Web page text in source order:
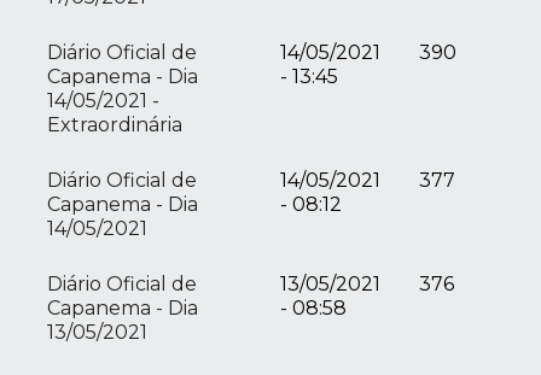
Diário Oficial de
Capanema - Dia
14/05/2021 -
Extraordinária
14/05/2021
- 13:45
390
Diário Oficial de
Capanema - Dia
14/05/2021
14/05/2021
- 08:12
377
Diário Oficial de
Capanema - Dia
13/05/2021
13/05/2021
- 08:58
376